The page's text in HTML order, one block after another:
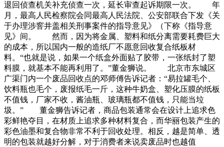
退回侦查机关补充侦查一次，延长审查起诉期限一次。 年
月，最高人民检察院会同最高人民法院、公安部联合下发《关
于办理涉窨井盖相关刑事案件的指导意见》（下称《指导意
见》间。 然而，因为将金属、塑料和纸分离需要耗费巨大
的成本，所以国内一般的造纸厂不愿意回收复合纸板材
料。“也就是说，如果一个纸盒外面贴了胶带，一张纸封了塑
料膜，就基本不能再利用了。”董金狮说。 北京市东城区
广渠门内一个废品回收点的邓师傅告诉记者：“易拉罐毛个、
饮料瓶也毛个，废报纸毛一斤，这种牛奶盒、塑化压膜的纸板
不值钱，厂家不收，酱油瓶、玻璃瓶都不值钱，只能当垃
圾。” 董金狮告诉记者，商品包装通常会在设计上追求色
彩鲜艳夺目，在材质上追求多种材料复合，而华丽包装产生的
彩色油墨和复合物非常不利于回收处理。相反，越是简单、透
明的包装就越好分解，对于消费者来说卖废品时也越值